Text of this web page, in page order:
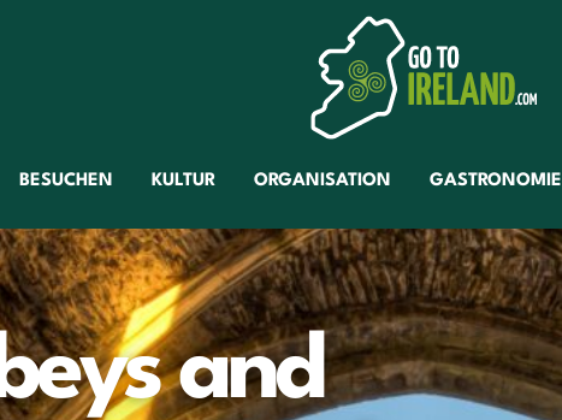
BESUCHEN KULTUR ORGANISATION GASTRONOMIE
and